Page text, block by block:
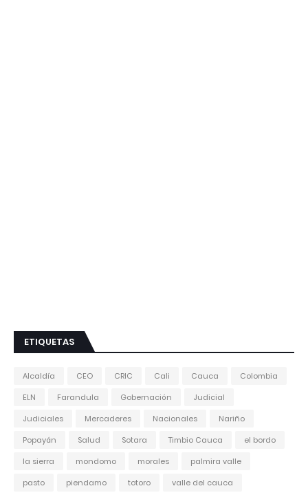
ETIQUETAS
Alcaldía CEO CRIC Cali Cauca
Colombia
ELN
Farandula Gobernación
Judicial
Judiciales
Mercaderes Nacionales
Nariño
Popayán
Salud Sotara Timbio Cauca
el bordo
la sierra
mondomo morales
palmira valle
pasto
piendamo totoro valle del cauca